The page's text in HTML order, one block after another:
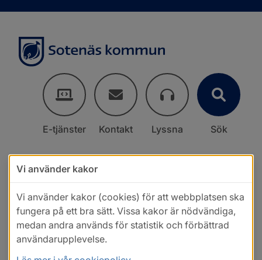
E-tjänster Kontakt Lyssna Sök
Vi använder kakor
Vi använder kakor (cookies) för att webbplatsen ska
fungera på ett bra sätt. Vissa kakor är nödvändiga,
medan andra används för statistik och förbättrad
användarupplevelse.